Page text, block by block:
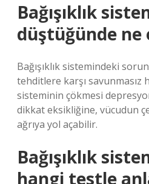
Bağışıklık
düştüğünde ne
Bağışıklık sistemindeki
tehditlere karşı savunmasız
sisteminin çökmesi
dikkat eksikliğine, vücudun
ağrıya yol açabilir.
Bağışıklık
hangi testle